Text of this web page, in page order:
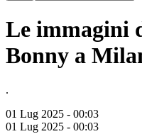
Le immagini
Bonny a
.
01 Lug 2025 - 00:03
01 Lug 2025 - 00:03